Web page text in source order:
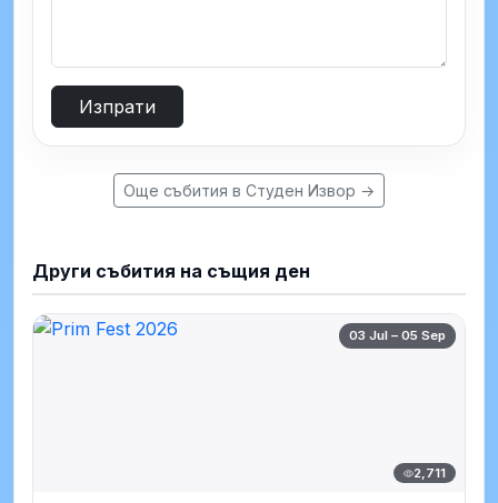
Изпрати
Още събития в Студен Извор →
Други събития на същия ден
03 Jul – 05 Sep
2,711